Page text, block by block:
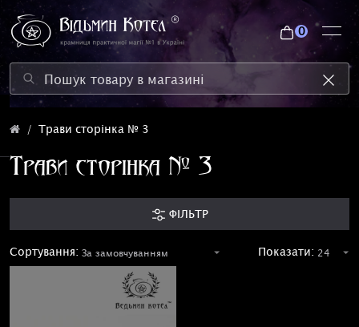
0
Трави сторінка № 3
Трави сторінка № 3
ФІЛЬТР
Сортування: Показати: